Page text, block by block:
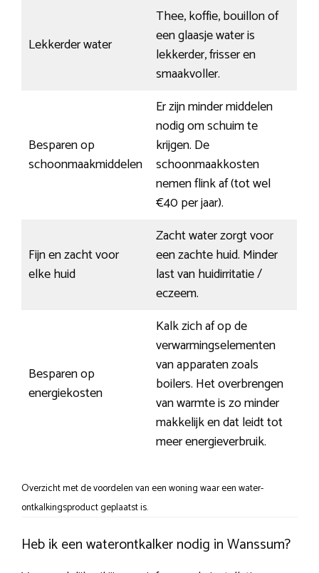
Lekkerder water
Thee, koffie, bouillon of
een glaasje water is
lekkerder, frisser en
smaakvoller.
Besparen op
schoonmaakmiddelen
Er zijn minder middelen
nodig om schuim te
krijgen. De
schoonmaakkosten
nemen flink af (tot wel
€40 per jaar).
Fijn en zacht voor
elke huid
Zacht water zorgt voor
een zachte huid. Minder
last van huidirritatie /
eczeem.
Besparen op
energiekosten
Kalk zich af op de
verwarmingselementen
van apparaten zoals
boilers. Het overbrengen
van warmte is zo minder
makkelijk en dat leidt tot
meer energieverbruik.
Overzicht met de voordelen van een woning waar een water-
ontkalkingsproduct geplaatst is.
Heb ik een waterontkalker nodig in Wanssum?